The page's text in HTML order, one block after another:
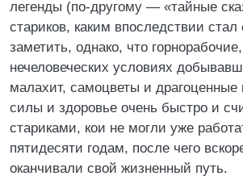
легенды (по-другому — «тайные
стариков, каким впоследствии
заметить, однако, что
нечеловеческих условиях
малахит, самоцветы и драгоценные
силы и здоровье очень быстро и
стариками, кои не могли уже
пятидесяти годам, после чего
оканчивали свой жизненный путь.